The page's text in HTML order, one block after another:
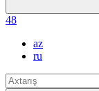
48
az
ru